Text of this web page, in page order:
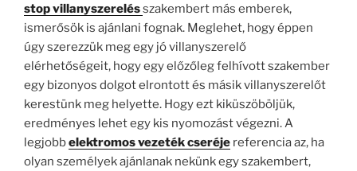
stopvillanyszerelésszakembert más emberek,
ismerősök is ajánlani fognak. Meglehet, hogy éppen
úgy szerezzük meg egy jó villanyszerelő
elérhetőségeit, hogy egy előzőleg felhívott szakember
egy bizonyos dolgot elrontott és másik villanyszerelőt
kerestünk meg helyette. Hogy ezt kiküszöböljük,
eredményes lehet egy kis nyomozást végezni. A
legjobbelektromos vezeték cseréje referencia az, ha
olyan személyek ajánlanak nekünk egy szakembert,